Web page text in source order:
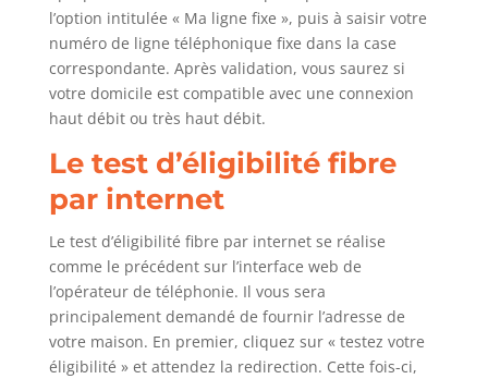
l’option intitulée « Ma ligne fixe », puis à saisir votre
numéro de ligne téléphonique fixe dans la case
correspondante. Après validation, vous saurez si
votre domicile est compatible avec une connexion
haut débit ou très haut débit.
Le test d’éligibilité fibre
par internet
Le test d’éligibilité fibre par internet se réalise
comme le précédent sur l’interface web de
l’opérateur de téléphonie. Il vous sera
principalement demandé de fournir l’adresse de
votre maison. En premier, cliquez sur « testez votre
éligibilité » et attendez la redirection. Cette fois-ci,